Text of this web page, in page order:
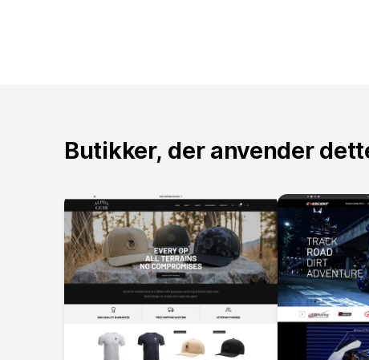
Butikker, der anvender